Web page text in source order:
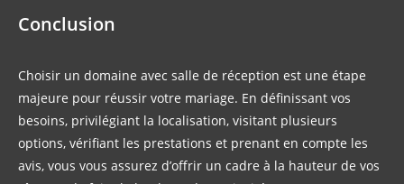
Conclusion
Choisir un domaine avec salle de réception est une étape
majeure pour réussir votre mariage. En définissant vos
besoins, privilégiant la localisation, visitant plusieurs
options, vérifiant les prestations et prenant en compte les
avis, vous vous assurez d’offrir un cadre à la hauteur de vos